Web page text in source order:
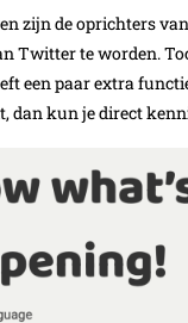
zijn de oprichters
Twitter te worden.
een paar extra
dan kun je direct